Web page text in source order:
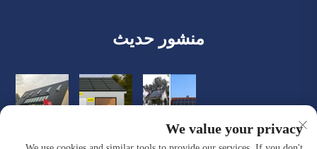
منشور حديث
We value your privacy